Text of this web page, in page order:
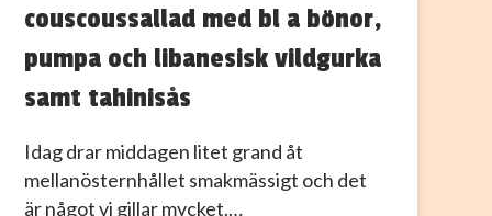
couscoussallad med bl a bönor,
pumpa och libanesisk vildgurka
samt tahinisås
Idag drar middagen litet grand åt
mellanösternhållet smakmässigt och det
är något vi gillar mycket.…